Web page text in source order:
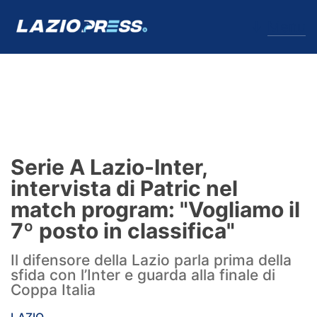
Formello
Infortuni
Primavera
Calciomercato
Serie A Lazio-Inter,
intervista di Patric nel
match program: "Vogliamo il
7º posto in classifica"
Il difensore della Lazio parla prima della
sfida con l’Inter e guarda alla finale di
Coppa Italia